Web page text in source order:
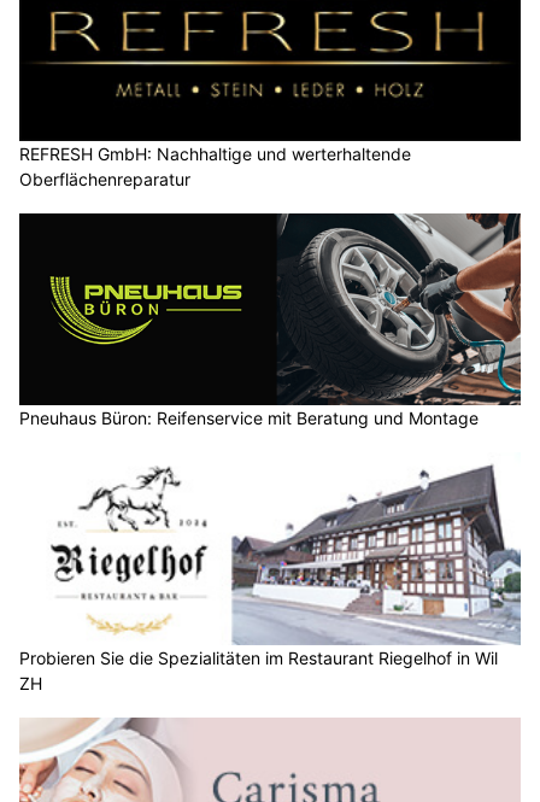
REFRESH GmbH: Nachhaltige und werterhaltende
Oberflächenreparatur
Pneuhaus Büron: Reifenservice mit Beratung und Montage
Probieren Sie die Spezialitäten im Restaurant Riegelhof in Wil
ZH